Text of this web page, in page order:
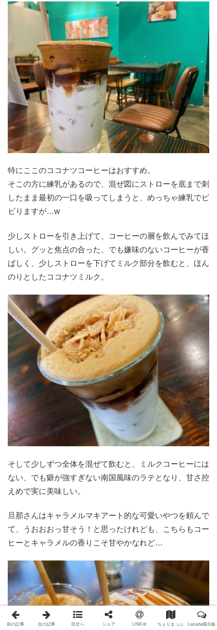
特にここのココナツコーヒーはおすすめ。
そこの方に練乳があるので、混ぜ図にストローを底まで刺
したまま最初の一口を吸ってしまうと、めっちゃ練乳でビ
ビりますが…w
少しストローを引き上げて、コーヒーの層を飲んでみてほ
しい。グッと焦点の合った、でも嫌味のないコーヒーが香
ばしく、少しストローを下げてミルク部分を飲むと、ほん
のりとしたココナツミルク。
そして少しずつ全体を混ぜて飲むと、ミルクコーヒーには
ない、でも癖が強すぎない南国風味のラテとなり、甘さ控
えめで実に美味しい。
旦那さんはキャラメルマキアート的な可愛いやつを頼んで
て、うおおおっ甘そう！と思ったけれども、こちらもコー
ヒーとキャラメルの香りこそ甘やかなれど…
前の記事 次の記事 目次へ シェア LINE＠ ちぇりまっぷ Lazada掲示板